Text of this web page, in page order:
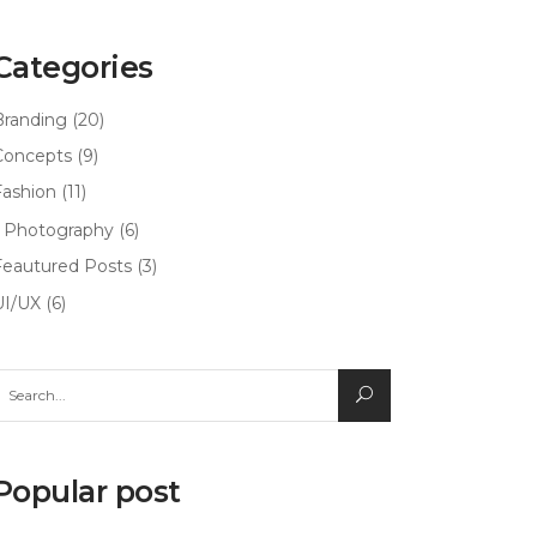
(20)
(9)
(11)
Photography(6)
Posts(3)
UX(6)
post